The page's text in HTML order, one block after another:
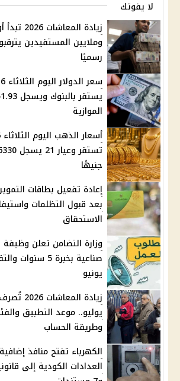
لا يفوتك
زيادة
وملايين المستفيدين
رسميًا
الموازية
جنيهًا
إعادة تفعيل بطاقات
بعد قبول التظلمات
الاستحقاق
وزارة التضامن تعلن
يونيو
زيادة
يوليو.. موعد التطبيق
وطريقة الحساب
الكهرباء تفتح منافذ
العدادات الكودية إلى